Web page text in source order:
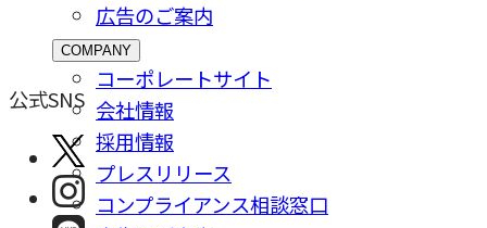
広告のご案内
COMPANY
コーポレートサイト
会社情報
採⽤情報
プレスリリース
コンプライアンス相談窓⼝
公式SNS